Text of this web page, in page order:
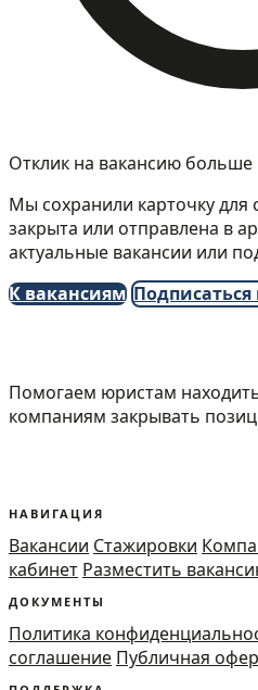
Отклик на вакансию больше
Мы сохранили карточку для
закрыта или отправлена в
актуальные вакансии или
К вакансиям Подписаться
Помогаем юристам
компаниям закрывать
НАВИГАЦИЯ
Вакансии Стажировки
кабинет Разместить
ДОКУМЕНТЫ
Политика
соглашение Публичная